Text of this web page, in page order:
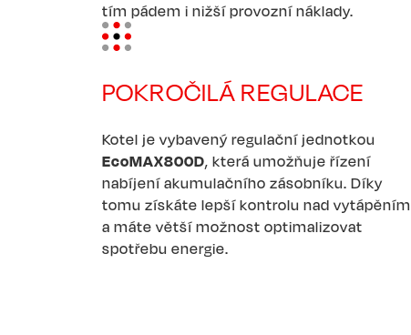
tím pádem i nižší provozní náklady.
Image
POKROČILÁ REGULACE
Kotel je vybavený regulační jednotkou
EcoMAX800D, která umožňuje řízení
nabíjení akumulačního zásobníku. Díky
tomu získáte lepší kontrolu nad vytápěním
a máte větší možnost optimalizovat
spotřebu energie.